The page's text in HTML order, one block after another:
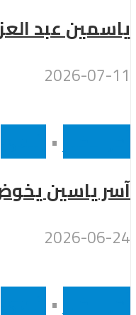
ياسمين عبد
2026-07-11
•
آسر ياسين
2026-06-24
•